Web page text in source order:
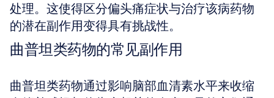
处理。这使得区分偏头痛症状与治疗该病药物
的潜在副作用变得具有挑战性。
曲普坦类药物的常见副作用
曲普坦类药物通过影响脑部血清素水平来收缩